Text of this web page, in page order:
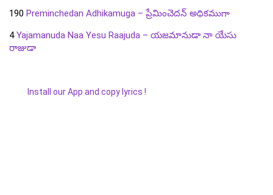
190 Preminchedan Adhikamuga – ప్రేమించెదన్ అధికముగా
4 Yajamanuda Naa Yesu Raajuda – యజమానుడా నా యేసు
రాజుడా
Install our App and copy lyrics !